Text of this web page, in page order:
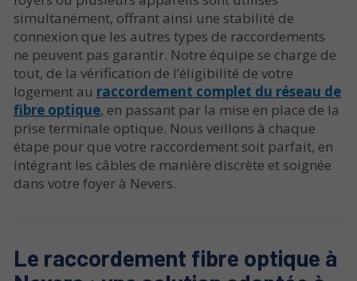
simultanément, offrant ainsi une stabilité de
connexion que les autres types de raccordements
ne peuvent pas garantir. Notre équipe se charge de
tout, de la vérification de l’éligibilité de votre
logement au raccordement complet du réseau de
fibre optique, en passant par la mise en place de la
prise terminale optique. Nous veillons à chaque
étape pour que votre raccordement soit parfait, en
intégrant les câbles de manière discrète et soignée
dans votre foyer à Nevers.
Le raccordement fibre optique à